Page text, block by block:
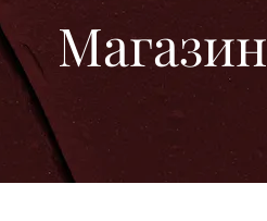
Магазин